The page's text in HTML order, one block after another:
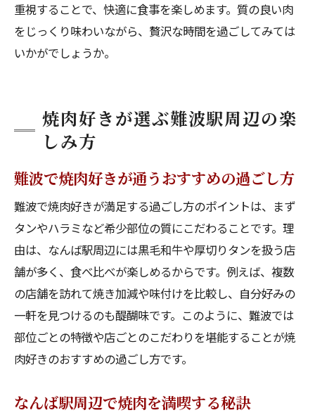
重視することで、快適に食事を楽しめます。質の良い肉
をじっくり味わいながら、贅沢な時間を過ごしてみては
いかがでしょうか。
焼肉好きが選ぶ難波駅周辺の楽
しみ方
難波で焼肉好きが通うおすすめの過ごし方
難波で焼肉好きが満足する過ごし方のポイントは、まず
タンやハラミなど希少部位の質にこだわることです。理
由は、なんば駅周辺には黒毛和牛や厚切りタンを扱う店
舗が多く、食べ比べが楽しめるからです。例えば、複数
の店舗を訪れて焼き加減や味付けを比較し、自分好みの
一軒を見つけるのも醍醐味です。このように、難波では
部位ごとの特徴や店ごとのこだわりを堪能することが焼
肉好きのおすすめの過ごし方です。
なんば駅周辺で焼肉を満喫する秘訣